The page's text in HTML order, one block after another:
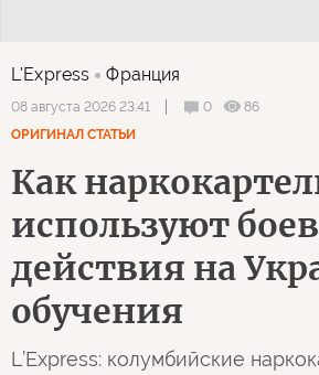
L'Express Франция
08 августа 2026 23:41 0
86
ОРИГИНАЛ СТАТЬИ
Как
используют
действия на
обучения
L’Express: колумбийские